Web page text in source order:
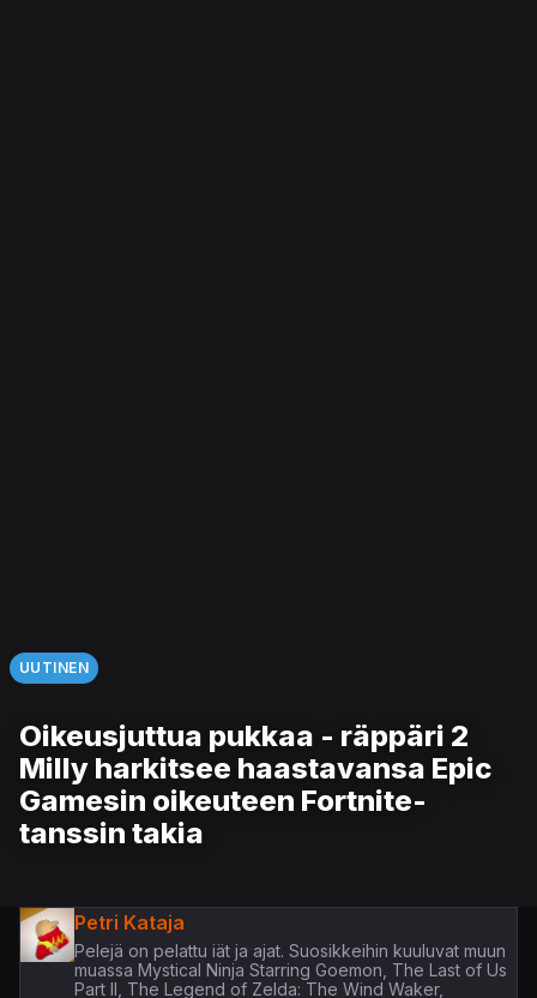
UUTINEN
Oikeusjuttua pukkaa - räppäri 2
Milly harkitsee haastavansa Epic
Gamesin oikeuteen Fortnite-
tanssin takia
Petri Kataja
Pelejä on pelattu iät ja ajat. Suosikkeihin kuuluvat muun
muassa Mystical Ninja Starring Goemon, The Last of Us
Part II, The Legend of Zelda: The Wind Waker,